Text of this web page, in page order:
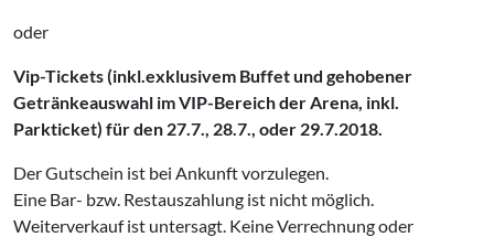
oder
Vip-Tickets (inkl.exklusivem Buffet und gehobener
Getränkeauswahl im VIP-Bereich der Arena, inkl.
Parkticket) für den 27.7., 28.7., oder 29.7.2018.
Der Gutschein ist bei Ankunft vorzulegen.
Eine Bar- bzw. Restauszahlung ist nicht möglich.
Weiterverkauf ist untersagt. Keine Verrechnung oder